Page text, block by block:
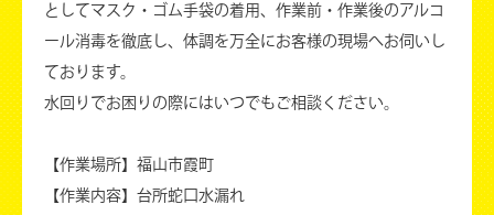
としてマスク・ゴム手袋の着用、作業前・作業後のアルコ
ール消毒を徹底し、体調を万全にお客様の現場へお伺いし
ております。
水回りでお困りの際にはいつでもご相談ください。
【作業場所】福山市霞町
【作業内容】台所蛇口水漏れ